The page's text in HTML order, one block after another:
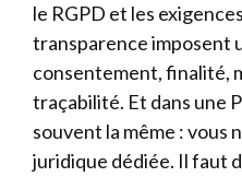
le RGPD et les
transparence imposent
consentement, finalité,
traçabilité. Et dans une
souvent la même : vous
juridique dédiée. Il faut